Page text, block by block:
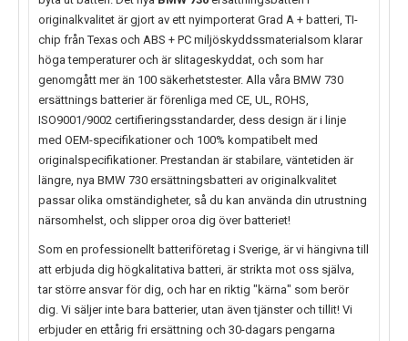
originalkvalitet är gjort av ett nyimporterat Grad A + batteri, TI-
chip från Texas och ABS + PC miljöskyddssmaterialsom klarar
höga temperaturer och är slitageskyddat, och som har
genomgått mer än 100 säkerhetstester. Alla våra BMW 730
ersättnings batterier är förenliga med CE, UL, ROHS,
ISO9001/9002 certifieringsstandarder, dess design är i linje
med OEM-specifikationer och 100% kompatibelt med
originalspecifikationer. Prestandan är stabilare, väntetiden är
längre, nya BMW 730 ersättningsbatteri av originalkvalitet
passar olika omständigheter, så du kan använda din utrustning
närsomhelst, och slipper oroa dig över batteriet!
Som en professionellt batteriföretag i Sverige, är vi hängivna till
att erbjuda dig högkalitativa batteri, är strikta mot oss själva,
tar större ansvar för dig, och har en riktig "kärna" som berör
dig. Vi säljer inte bara batterier, utan även tjänster och tillit! Vi
erbjuder en ettårig fri ersättning och 30-dagars pengarna